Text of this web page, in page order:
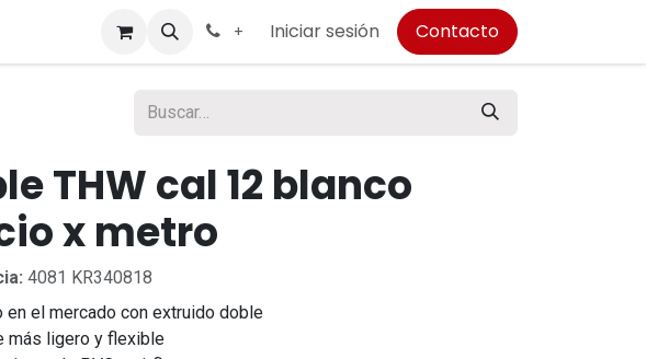
+ Iniciar sesión Contacto
THW cal 12 blanco
x metro
4081 KR340818
en el mercado con extruido doble
más ligero y flexible